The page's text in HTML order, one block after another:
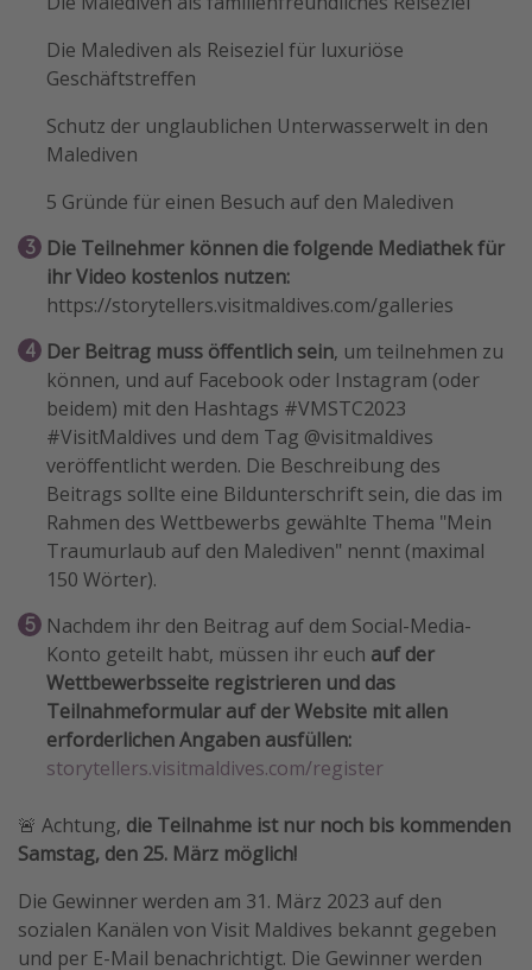
Die Malediven als Reiseziel für luxuriöse
Geschäftstreffen
Schutz der unglaublichen Unterwasserwelt in den
Malediven
5 Gründe für einen Besuch auf den Malediven
Die Teilnehmer können die folgende Mediathek für
ihr Video kostenlos nutzen:
https://storytellers.visitmaldives.com/galleries
Der Beitrag muss öffentlich sein, um teilnehmen zu
können, und auf Facebook oder Instagram (oder
beidem) mit den Hashtags #VMSTC2023
#VisitMaldives und dem Tag @visitmaldives
veröffentlicht werden. Die Beschreibung des
Beitrags sollte eine Bildunterschrift sein, die das im
Rahmen des Wettbewerbs gewählte Thema "Mein
Traumurlaub auf den Malediven" nennt (maximal
150 Wörter).
Nachdem ihr den Beitrag auf dem Social-Media-
Konto geteilt habt, müssen ihr euch auf der
Wettbewerbsseite registrieren und das
Teilnahmeformular auf der Website mit allen
erforderlichen Angaben ausfüllen:
storytellers.visitmaldives.com/register
🚨 Achtung, die Teilnahme ist nur noch bis kommenden
Samstag, den 25. März möglich!
Die Gewinner werden am 31. März 2023 auf den
sozialen Kanälen von Visit Maldives bekannt gegeben
und per E-Mail benachrichtigt. Die Gewinner werden